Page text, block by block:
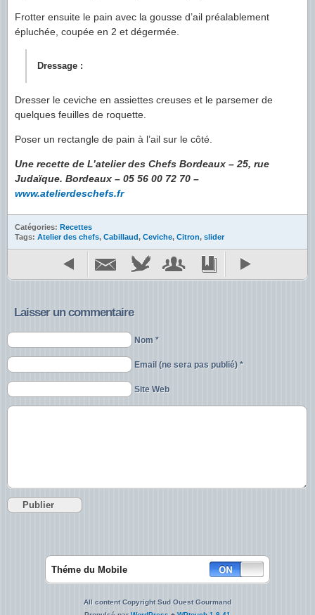
Frotter ensuite le pain avec la gousse d’ail préalablement
épluchée, coupée en 2 et dégermée.
Dressage :
Dresser le ceviche en assiettes creuses et le parsemer de
quelques feuilles de roquette.
Poser un rectangle de pain à l’ail sur le côté.
Une recette de L’atelier des Chefs Bordeaux – 25, rue
Judaïque. Bordeaux – 05 56 00 72 70 –
www.atelierdeschefs.fr
Catégories: Recettes
Tags: Atelier des chefs, Cabillaud, Ceviche, Citron, slider
Laisser un commentaire
Nom *
Email (ne sera pas publié) *
Site Web
Théme du Mobile
All content Copyright Sud Ouest Gourmand